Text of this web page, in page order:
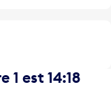
1 est 14:18